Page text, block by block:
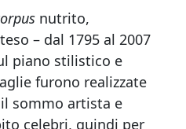
nutrito,
– dal 1795 al 2007
piano stilistico e
furono realizzate
il sommo artista e
celebri, quindi per